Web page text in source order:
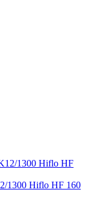
1300 Hiflo HF 160